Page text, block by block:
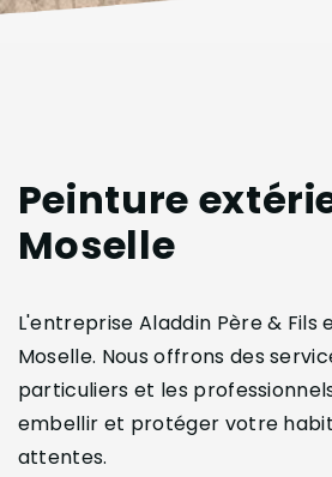
Peinture
Moselle
L'entreprise Aladdin Père &
Moselle. Nous offrons des
particuliers et les
embellir et protéger votre
attentes.